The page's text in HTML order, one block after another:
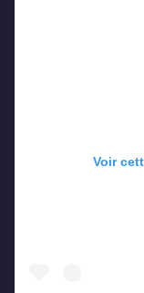
Voir